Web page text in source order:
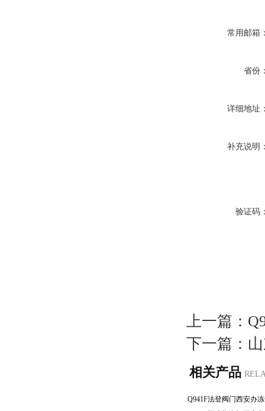
常用邮箱
省份
详细地址
补充说明
验证码
上一篇：
下一篇：
相关产品